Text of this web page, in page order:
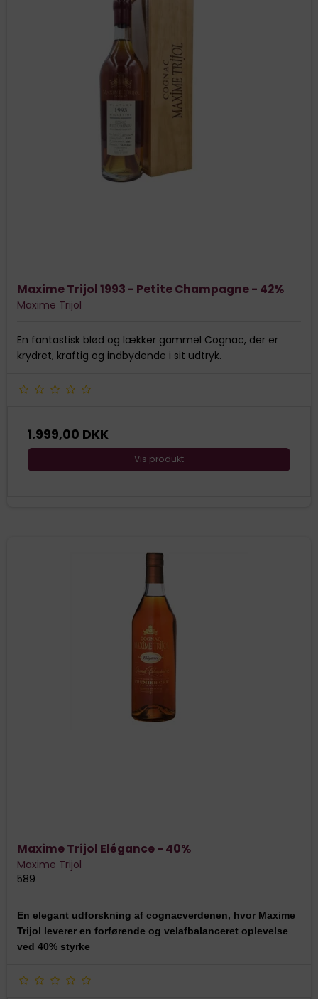
Maxime Trijol 1993 - Petite Champagne - 42%
Maxime Trijol
En fantastisk blød og lækker gammel Cognac, der er
krydret, kraftig og indbydende i sit udtryk.
1.999,00 DKK
Vis produkt
Maxime Trijol Elégance - 40%
Maxime Trijol
589
En elegant udforskning af cognacverdenen, hvor Maxime
Trijol leverer en forførende og velafbalanceret oplevelse
ved 40% styrke